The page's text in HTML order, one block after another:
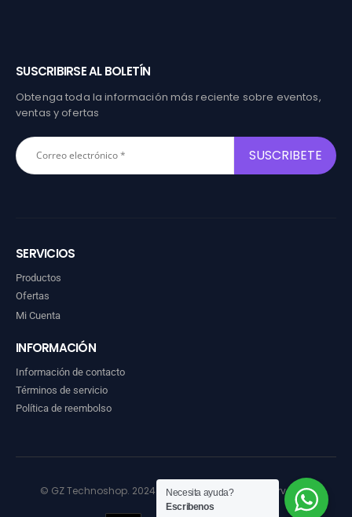
SUSCRIBIRSE AL BOLETÍN
Obtenga toda la información más reciente sobre eventos,
ventas y ofertas
SERVICIOS
Productos
Ofertas
Mi Cuenta
INFORMACIÓN
Información de contacto
Términos de servicio
Política de reembolso
© GZ Technoshop. 2024. Todos los derechos reservados
Necesita ayuda?
Escribenos